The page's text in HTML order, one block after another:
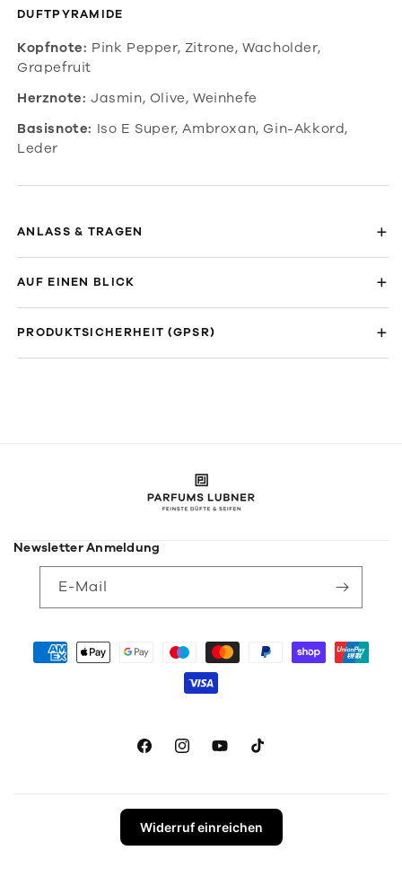
DUFTPYRAMIDE
Kopfnote: Pink Pepper, Zitrone, Wacholder,
Grapefruit
Herznote: Jasmin, Olive, Weinhefe
Basisnote: Iso E Super, Ambroxan, Gin-Akkord,
Leder
ANLASS & TRAGEN
AUF EINEN BLICK
PRODUKTSICHERHEIT (GPSR)
Newsletter Anmeldung
E-Mail
Zahlungsmethoden
FacebookInstagramYouTubeTikTok
Widerruf einreichen